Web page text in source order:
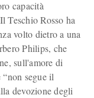
capacità
Teschio Rosso ha
volto dietro a una
Philips, che
sull'amore di
segue il
devozione degli